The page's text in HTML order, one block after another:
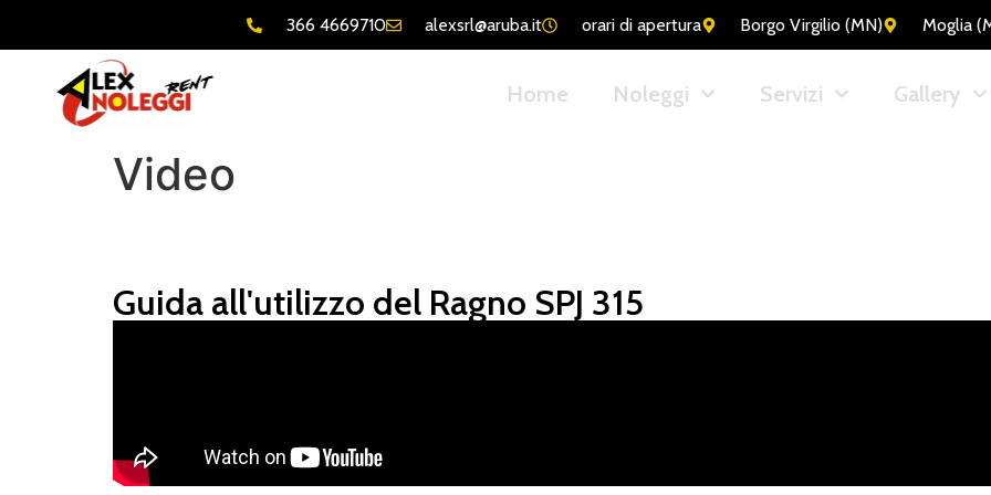
366 4669710 alexsrl@aruba.it orari di apertura Borgo Virgilio (MN) Moglia
Home Noleggi Servizi Gallery
Video
Guida all'utilizzo del Ragno SPJ 315